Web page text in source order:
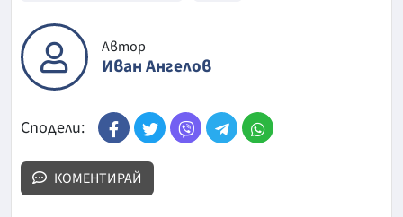
Автор
Иван Ангелов
Сподели:
КОМЕНТИРАЙ